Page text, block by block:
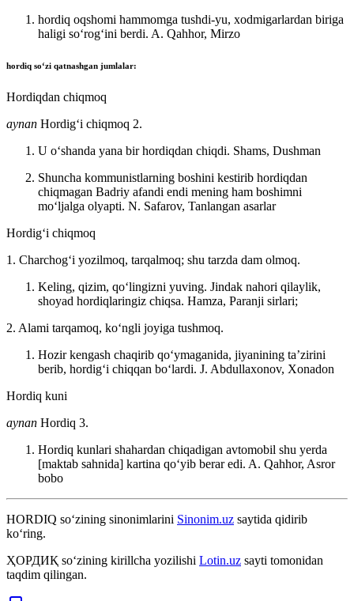
hordiq oqshomi hammomga tushdi-yu, xodmigarlardan biriga
haligi soʻrogʻini berdi. A. Qahhor, Mirzo
hordiq soʻzi qatnashgan jumlalar:
Hordiqdan chiqmoq
aynan Hordigʻi chiqmoq 2.
U oʻshanda yana bir hordiqdan chiqdi. Shams, Dushman
Shuncha kommunistlarning boshini kestirib hordiqdan
chiqmagan Badriy afandi endi mening ham boshimni
moʻljalga olyapti. N. Safarov, Tanlangan asarlar
Hordigʻi chiqmoq
1. Charchogʻi yozilmoq, tarqalmoq; shu tarzda dam olmoq.
Keling, qizim, qoʻlingizni yuving. Jindak nahori qilaylik,
shoyad hordiqlaringiz chiqsa. Hamza, Paranji sirlari;
2. Alami tarqamoq, koʻngli joyiga tushmoq.
Hozir kengash chaqirib qoʻymaganida, jiyanining taʼzirini
berib, hordigʻi chiqqan boʻlardi. J. Abdullaxonov, Xonadon
Hordiq kuni
aynan Hordiq 3.
Hordiq kunlari shahardan chiqadigan avtomobil shu yerda
[maktab sahnida] kartina qoʻyib berar edi. A. Qahhor, Asror
bobo
HORDIQ so‘zining sinonimlarini Sinonim.uz saytida qidirib
ko‘ring.
ҲОРДИҚ so‘zining kirillcha yozilishi Lotin.uz sayti tomonidan
taqdim qilingan.